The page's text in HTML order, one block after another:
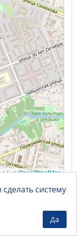
©OpenStreetMap
систему
Да